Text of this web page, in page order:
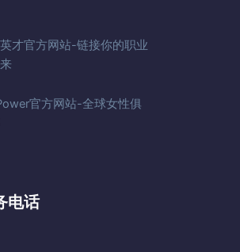
才官方网站-链接你的职业
官方网站-全球女性俱
电话